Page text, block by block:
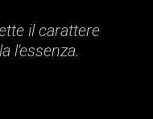
il carattere
l'essenza.